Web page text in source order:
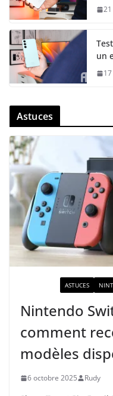
un
Astuces
ASTUCES
Nintendo
comment
modèles
6 octobre 2025 Rudy